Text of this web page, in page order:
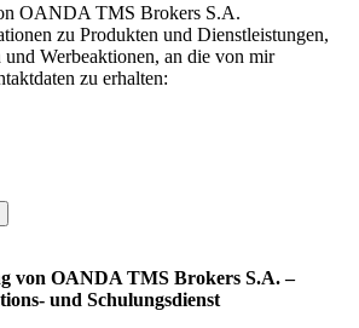
OANDA TMS Brokers S.A.
zu Produkten und Dienstleistungen,
Werbeaktionen, an die von mir
zu erhalten:
von OANDA TMS Brokers S.A. –
und Schulungsdienst